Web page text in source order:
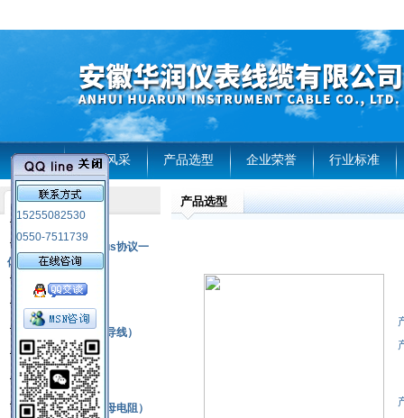
首页 企业风采 产品选型 企业荣誉 行业标准
15255082530
0550-7511739
产品列表
RS485通讯modbus协议一
体化现场智能仪表
热电偶
压力式温度计
热电偶补偿电缆（导线）
振动传感器
热电阻
铂热电阻元件（云母电阻）
产品选型